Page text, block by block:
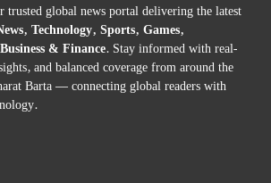
global news portal delivering the latest
Technology, Sports, Games,
& Finance. Stay informed with real-
and balanced coverage from around the
Barta — connecting global readers with